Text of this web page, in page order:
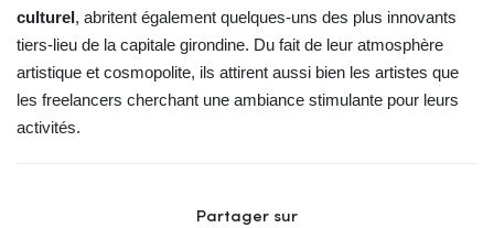
culturel, abritent également quelques-uns des plus innovants
tiers-lieu de la capitale girondine. Du fait de leur atmosphère
artistique et cosmopolite, ils attirent aussi bien les artistes que
les freelancers cherchant une ambiance stimulante pour leurs
activités.
Partager sur